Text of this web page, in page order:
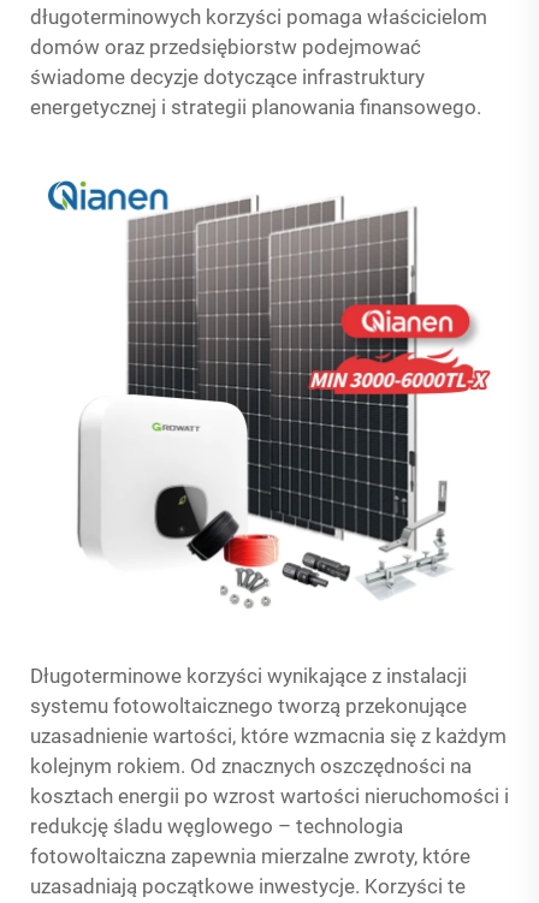
długoterminowych korzyści pomaga właścicielom
domów oraz przedsiębiorstw podejmować
świadome decyzje dotyczące infrastruktury
energetycznej i strategii planowania finansowego.
Długoterminowe korzyści wynikające z instalacji
systemu fotowoltaicznego tworzą przekonujące
uzasadnienie wartości, które wzmacnia się z każdym
kolejnym rokiem. Od znacznych oszczędności na
kosztach energii po wzrost wartości nieruchomości i
redukcję śladu węglowego – technologia
fotowoltaiczna zapewnia mierzalne zwroty, które
uzasadniają początkowe inwestycje. Korzyści te